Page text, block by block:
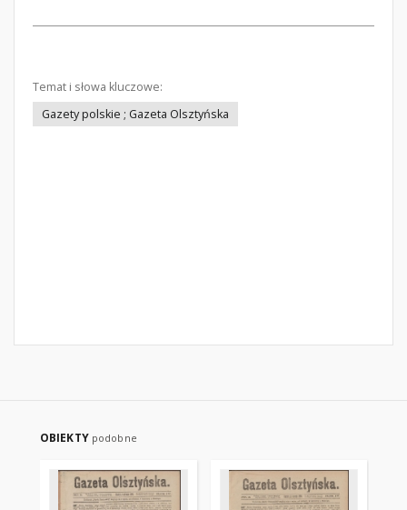
Temat i słowa kluczowe:
Gazety polskie ; Gazeta Olsztyńska
OBIEKTY podobne